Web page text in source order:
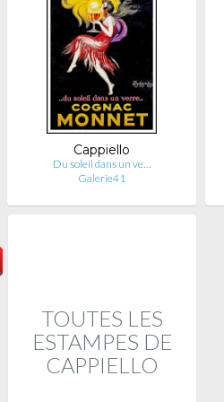
Cappiello
Du soleil dans un ve…
Galerie41
TOUTES LES
ESTAMPES DE
CAPPIELLO